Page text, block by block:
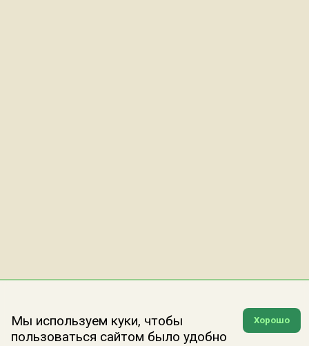
Хорошо
Мы используем куки, чтобы
пользоваться сайтом было удобно